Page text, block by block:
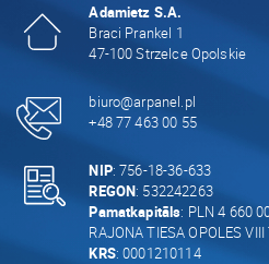
Adamietz S.A.
Braci Prankel 1
47-100 Strzelce Opolskie
biuro@arpanel.pl
+48 77 463 00 55
NIP: 756-18-36-633
REGON: 532242263
Pamatkapitāls: PLN 4 660
RAJONA TIESA OPOLES
KRS: 0001210114